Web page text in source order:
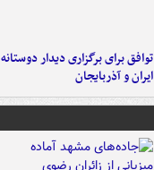
توافق برای برگزاری دیدار دوستانه
ایران و آذربایجان